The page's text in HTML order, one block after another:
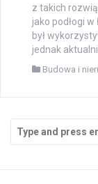
z takich
jako podłogi
był
jednak
Budowa i
for: